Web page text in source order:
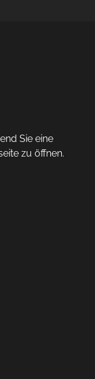
Sie eine
zu öffnen.